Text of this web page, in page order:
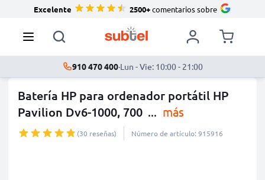
Excelente 2500+comentarios sobre
910 470 400·Lun - Vie: 10:00 - 21:00
Batería HP para ordenador portátil HP
Pavilion Dv6-1000, 700 ... más
(30 reseñas) Número de artículo: 915916